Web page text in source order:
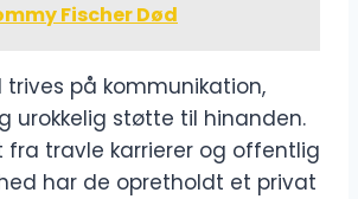
Fischer Død
trives på kommunikation,
urokkelig støtte til hinanden.
fra travle karrierer og offentlig
har de opretholdt et privat